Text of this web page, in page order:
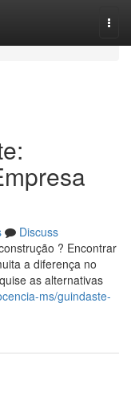
Discuss
? Encontrar
a diferença no
as alternativas
ms/guindaste-